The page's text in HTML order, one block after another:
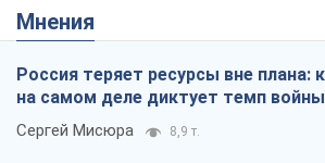
Мнения
Россия теряет ресурсы вне плана:
на самом деле диктует темп войны
Сергей Мисюра 8,9 т.